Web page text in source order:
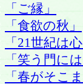
「ご縁」
「食欲の秋」
「21世紀は
「笑う門に
「春がそこ